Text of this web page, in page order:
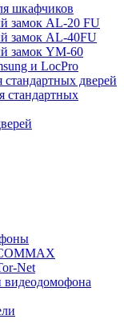
шкафчиков
замок AL-20 FU
замок AL-40FU
замок YM-60
и LocPro
дверей
стандартных
Net